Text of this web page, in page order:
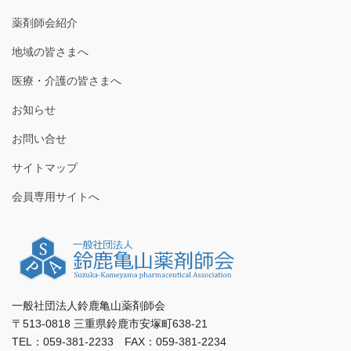
薬剤師会紹介
地域の皆さまへ
医療・介護の皆さまへ
お知らせ
お問い合せ
サイトマップ
会員専用サイトへ
一般社団法人鈴鹿亀山薬剤師会
〒513-0818 三重県鈴鹿市安塚町638-21
TEL：059-381-2233 FAX：059-381-2234